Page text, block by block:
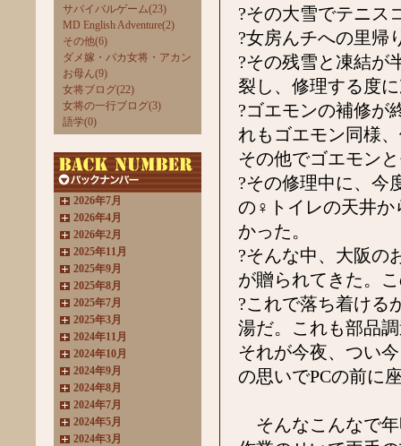
サバイバルゲーム(23)
MD English Adventure(2)
その他(6)
ダメ嫁・バカ女将・アカン
お母ん(9)
女将ブログ(22)
女将の一行ブログ(3)
語学(0)
2026年7月
2026年4月
2026年2月
2025年11月
2025年9月
2025年8月
2025年7月
2025年3月
2024年11月
2024年10月
2024年9月
2024年8月
2024年7月
2024年5月
2024年3月
?その大雪でテニス
?女房んチへの里帰
?その残雪と凍結が
裂し、修理する度
?ゴエモンの補修が
れもゴエモン同様
その他でゴエモン
?その修理中に、今
の♀トイレの天井か
かった。
?そんな中、大阪の
が贈られてきた。
?これで落ち着ける
湯だ。これも部品
それが今夜、つい
の思いでPCの前に
そんなこんなで年